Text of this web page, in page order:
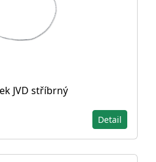
JVD stříbrný
Detail